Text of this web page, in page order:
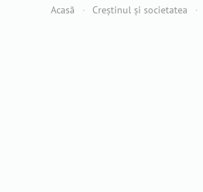
Acasă Creștinul și societatea